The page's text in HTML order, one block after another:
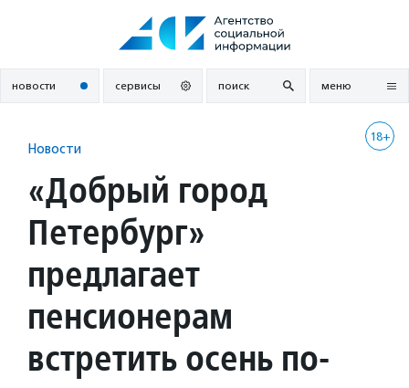
новости сервисы поиск меню
18+
Новости
«Добрый город
Петербург»
предлагает
пенсионерам
встретить осень по-